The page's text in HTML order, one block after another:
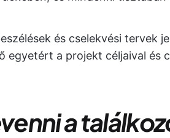
és cselekvési tervek
egyetért a projekt céljaival és
a